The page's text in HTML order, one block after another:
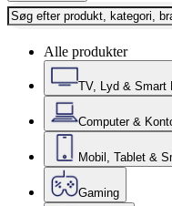
Alle produkter
TV, Lyd & Smart
Computer &
Mobil, Tablet &
Gaming